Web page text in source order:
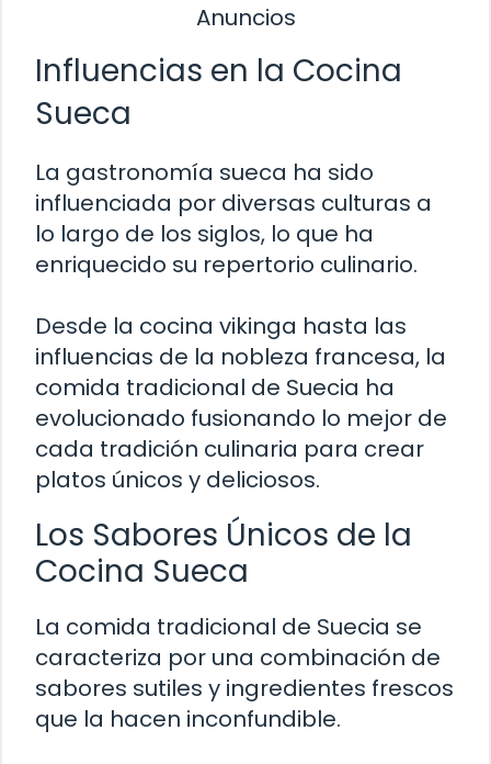
Anuncios
Influencias en la Cocina
Sueca
La gastronomía sueca ha sido
influenciada por diversas culturas a
lo largo de los siglos, lo que ha
enriquecido su repertorio culinario.
Desde la cocina vikinga hasta las
influencias de la nobleza francesa, la
comida tradicional de Suecia ha
evolucionado fusionando lo mejor de
cada tradición culinaria para crear
platos únicos y deliciosos.
Los Sabores Únicos de la
Cocina Sueca
La comida tradicional de Suecia se
caracteriza por una combinación de
sabores sutiles y ingredientes frescos
que la hacen inconfundible.